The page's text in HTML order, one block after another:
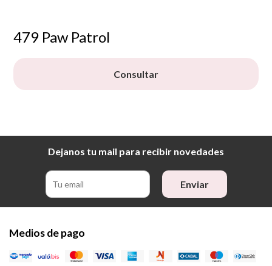
479 Paw Patrol
Consultar
Dejanos tu mail para recibir novedades
Enviar
Medios de pago